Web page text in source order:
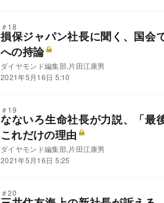
＃18
損保ジャパン社長に聞く、国会
への持論
ダイヤモンド編集部,片田江康男
2021年5月16日 5:10
＃19
なないろ生命社長が力説、「最
これだけの理由
ダイヤモンド編集部,片田江康男
2021年5月16日 5:25
＃20